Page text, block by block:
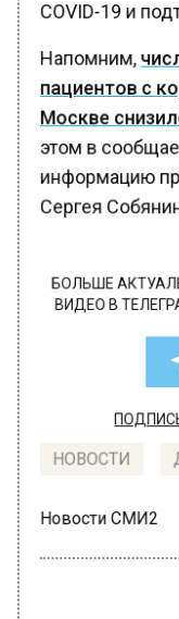
COVID-19 и
Напомним,
пациентов с
Москве
этом в
информацию
Сергея
БОЛЬШЕ
ВИДЕО В
НОВОСТИ
Новости СМИ2